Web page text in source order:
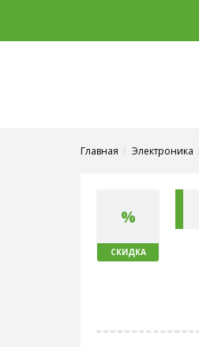
Главная Электроника
%
СКИДКА